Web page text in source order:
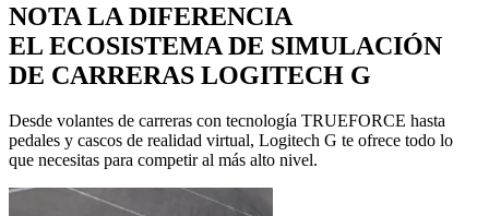
NOTA LA DIFERENCIA
EL ECOSISTEMA DE SIMULACIÓN
DE CARRERAS LOGITECH G
Desde volantes de carreras con tecnología TRUEFORCE hasta
pedales y cascos de realidad virtual, Logitech G te ofrece todo lo
que necesitas para competir al más alto nivel.